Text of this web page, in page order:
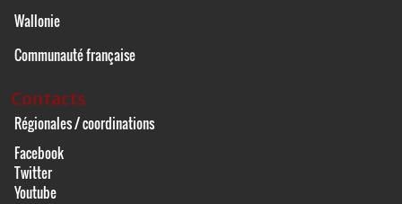
Wallonie
Communauté française
Contacts
Régionales / coordinations
Facebook
Twitter
Youtube